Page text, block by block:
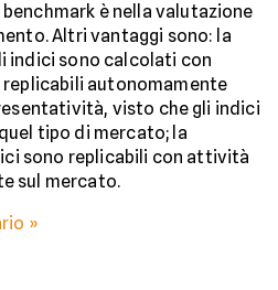
è nella valutazione
Altri vantaggi sono: la
indici sono calcolati con
replicabili autonomamente
visto che gli indici
tipo di mercato; la
sono replicabili con attività
sul mercato.
»